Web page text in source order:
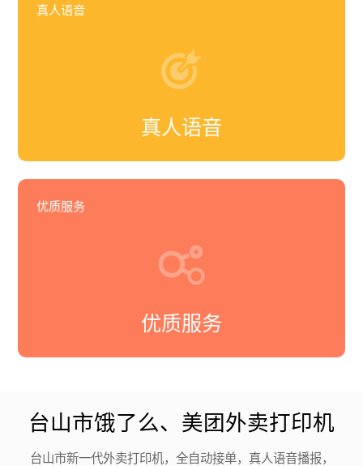
真人语音
真人语音
优质服务
优质服务
台山市饿了么、美团外卖打印机
台山市新一代外卖打印机，全自动接单，真人语音播报，